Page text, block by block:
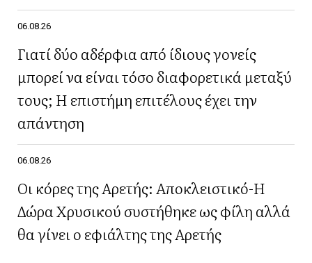
06.08.26
Γιατί δύο αδέρφια από ίδιους γονείς
μπορεί να είναι τόσο διαφορετικά μεταξύ
τους; Η επιστήμη επιτέλους έχει την
απάντηση
06.08.26
Οι κόρες της Αρετής: Αποκλειστικό-Η
Δώρα Χρυσικού συστήθηκε ως φίλη αλλά
θα γίνει ο εφιάλτης της Αρετής